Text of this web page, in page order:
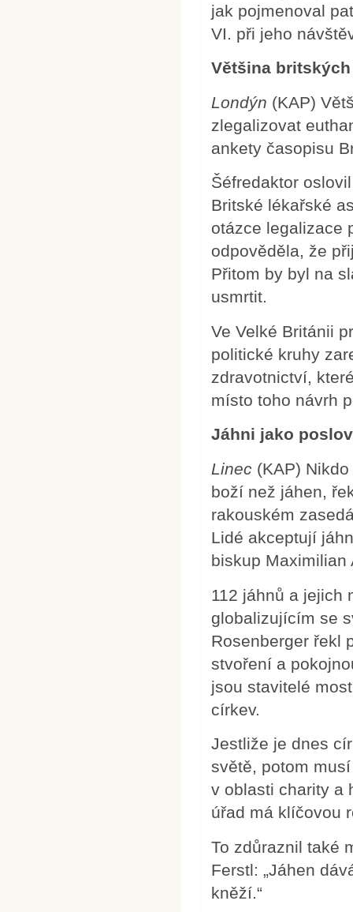
jak pojmenoval
VI. při jeho
Většina
Londýn (KAP)
zlegalizovat
ankety časopisu
Šéfredaktor
Britské lékařské
otázce legalizace
odpověděla, že
Přitom by byl na
usmrtit.
Ve Velké Británii
politické kruhy
zdravotnictví,
místo toho návrh
Jáhni jako
Linec (KAP)
boží než jáhen,
rakouském
Lidé akceptují
biskup Maximilian
112 jáhnů a jejich
globalizujícím se
Rosenberger řekl
stvoření a
jsou stavitelé
církev.
Jestliže je dnes
světě, potom
v oblasti charity a
úřad má klíčovou
To zdůraznil také
Ferstl: „Jáhen
kněží.“